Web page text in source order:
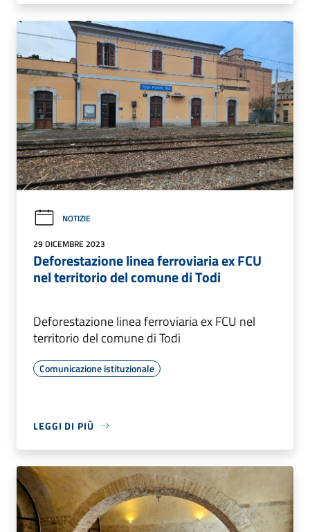
NOTIZIE
29 DICEMBRE 2023
Deforestazione linea ferroviaria ex FCU
nel territorio del comune di Todi
Deforestazione linea ferroviaria ex FCU nel
territorio del comune di Todi
Comunicazione istituzionale
LEGGI DI PIÙ